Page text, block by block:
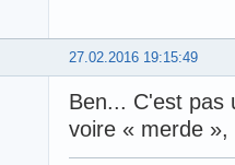
27.02.2016 19:15:49
Ben... C'est pas
voire « merde